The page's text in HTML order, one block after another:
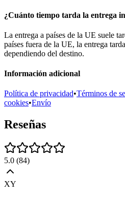
¿Cuánto tiempo tarda la entrega
La entrega a países de la UE suele
países fuera de la UE, la entrega
dependiendo del destino.
Información adicional
Política de privacidad•Términos de
cookies•Envío
Reseñas
5.0 (84)
XY